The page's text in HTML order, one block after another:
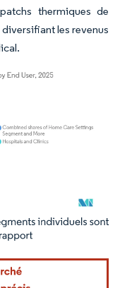
thermiques de
les revenus
une attribution sous CC BY